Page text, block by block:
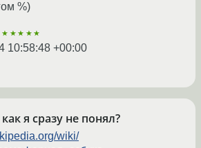
%)
★★★★★
10:58:48 +00:00
я сразу не понял?
wiki/